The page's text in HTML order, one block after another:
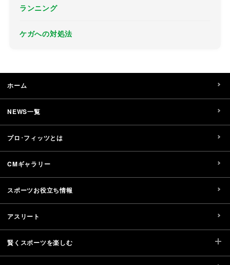
ランニング
ケガへの対処法
ホーム
NEWS一覧
プロ･フィッツとは
CMギャラリー
スポーツお役立ち情報
アスリート
賢くスポーツを楽しむ